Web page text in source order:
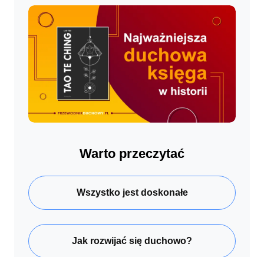
Warto przeczytać
Wszystko jest doskonałe
Jak rozwijać się duchowo?